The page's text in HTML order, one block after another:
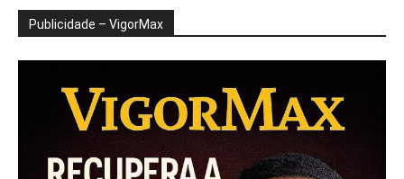
Publicidade – VigorMax